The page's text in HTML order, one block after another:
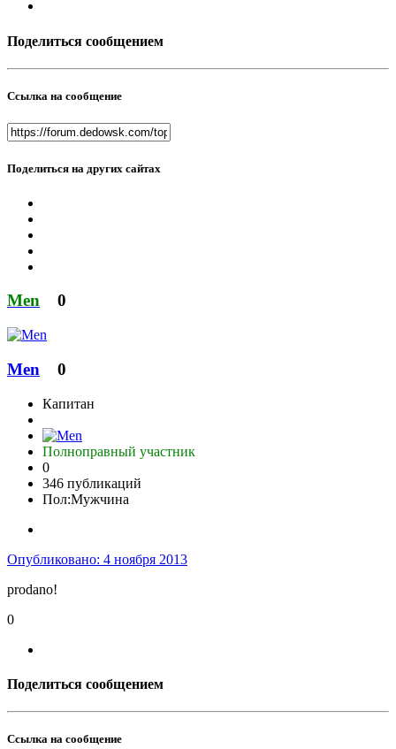
Поделиться сообщением
Ссылка на сообщение
Поделиться на других сайтах
Men 0
Men 0
Капитан
Полноправный участник
0
346 публикаций
Пол:Мужчина
Опубликовано: 4 ноября 2013
prodano!
0
Поделиться сообщением
Ссылка на сообщение